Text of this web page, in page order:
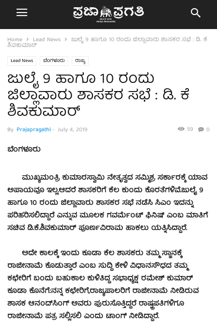
Home Lead News ಜುಲೈ 9 ಹಾಗೂ 10 ರಂದು ಜಿಲ್ಲಾವಾರು ಶಾಸಕರ ಸಭೆ : ಡಿ. ಕೆ
ಶಿವಕುಮಾರ್
Lead News ಬೆಂಗಳೂರು ರಾಜ್ಯ
ಜುಲೈ 9 ಹಾಗೂ 10 ರಂದು
ಜಿಲ್ಲಾವಾರು ಶಾಸಕರ ಸಭೆ : ಡಿ. ಕೆ
ಶಿವಕುಮಾರ್
By Prajapragathi- July 4, 2019 0
59
ಬೆಂಗಳೂರು
ಮುಖ್ಯಮಂತ್ರಿ ಕುಮಾರಸ್ವಾಮಿ ನೇತೃತ್ವದ ಸಮ್ಮಿಶ್ರ ಸರ್ಕಾರಕ್ಕೆ ಯಾವ
ಅಪಾಯವೂ ಇಲ್ಲ.ಆದರೆ ಶಾಸಕರಿಗೆ ಕೆಲ ಕುಂದು ಕೊರತೆಗಳಿವೆ.ಜುಲೈ 9
ಹಾಗೂ 10 ರಂದು ಜಿಲ್ಲಾವಾರು ಶಾಸಕರ ಸಭೆ ನಡೆಸಿ ಸಿಎಂ ಇದನ್ನು
ಪರಿಹರಿಸಲಿದ್ದಾರೆ ಎನ್ನುವ ಮೂಲಕ ಗವರ್ಮೆಂಟ್ ಫಿನಿಷ್ ಎಂಬ ಮಾತಿಗೆ
ಸಚಿವ ಡಿ.ಕೆ.ಶಿವಕುಮಾರ್ ಪೂರ್ಣವಿರಾಮ ಹಾಕಲು ಯತ್ನಿಸಿದ್ದಾರೆ.
ಅದೇ ಕಾಲಕ್ಕೆ ಇಂದು ಕೂಡಾ ಕೆಲ ಶಾಸಕರು ತಮ್ಮ ಸ್ಥಾನಕ್ಕೆ
ರಾಜೀನಾಮೆ ಕೊಡುತ್ತಾರೆ ಎಂಬ ಸುದ್ದಿ ಕೇಳಿ ವಿಧಾನಸೌಧದ ತಮ್ಮ
ಕಛೇರಿಗೆ ಬಂದು ಬಹುಕಾಲ ಕುಳಿತಿದ್ದ ಸಭಾಧ್ಯಕ್ಷ ರಮೇಶ್ ಕುಮಾರ್
ಕೂಡಾ ಕೊನೆಗೆ:ನನ್ನ ಕಛೇರಿಗೆ,ರಾಜ್ಯಪಾಲರಿಗೆ ರಾಜೀನಾಮೆ ನೀಡಿರುವ
ಶಾಸಕ ಆನಂದ್‍ಸಿಂಗ್ ಅವರು ಪುರುಸೊತ್ತಿದ್ದರೆ ರಾಷ್ಟ್ರಪತಿಗಳಿಗೂ
ರಾಜೀನಾಮೆ ಪತ್ರ ಸಲ್ಲಿಸಲಿ ಎಂದು ಟಾಂಗ್ ನೀಡಿದ್ದಾರೆ.